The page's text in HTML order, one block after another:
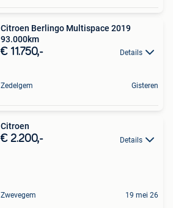
Citroen Berlingo Multispace 2019
93.000km
€ 11.750,- Details
Zedelgem Gisteren
Citroen
€ 2.200,- Details
Zwevegem 19 mei 26